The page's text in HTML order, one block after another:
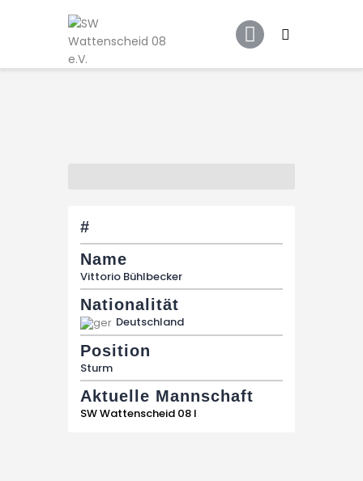
Home
Leitbild
Aktuelles
Kontakt
Datenschutz / Impressum
#
Name
Vittorio Bühlbecker
Nationalität
Deutschland
Position
Sturm
Aktuelle Mannschaft
SW Wattenscheid 08 I